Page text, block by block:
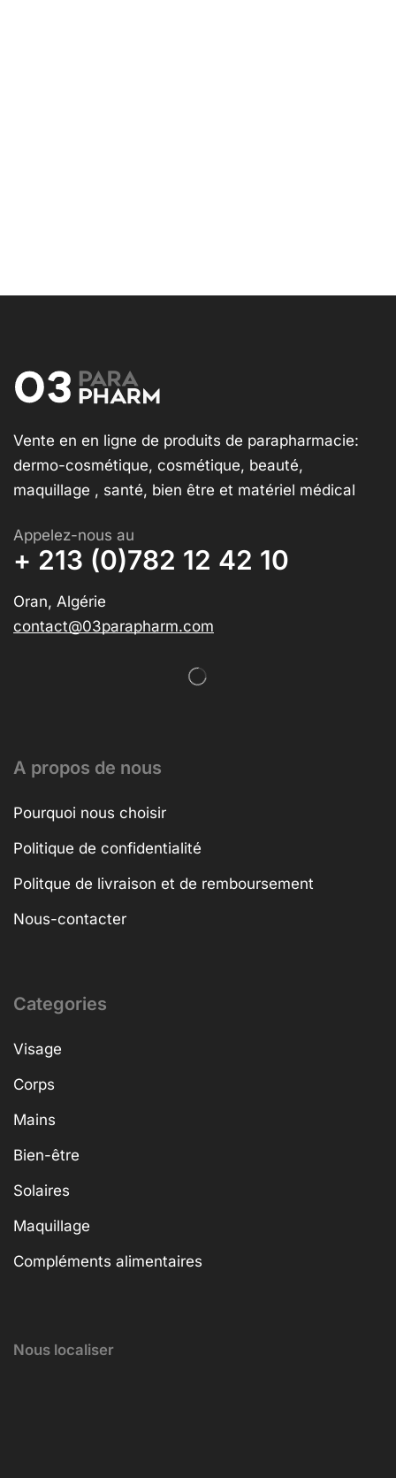
Vente en en ligne de produits de parapharmacie:
dermo-cosmétique, cosmétique, beauté,
maquillage , santé, bien être et matériel médical
Appelez-nous au
+ 213 (0)782 12 42 10
Oran, Algérie
contact@03parapharm.com
A propos de nous
Pourquoi nous choisir
Politique de confidentialité
Politque de livraison et de remboursement
Nous-contacter
Categories
Visage
Corps
Mains
Bien-être
Solaires
Maquillage
Compléments alimentaires
Nous localiser